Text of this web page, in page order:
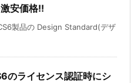
安価格!!
製品の Design Standard(デザ
のライセンス認証時にシ